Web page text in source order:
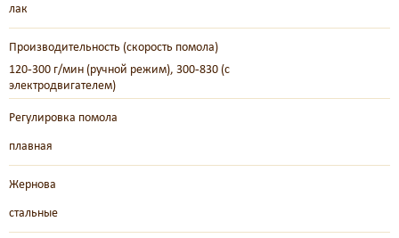
лак
Производительность (скорость помола)
120-300 г/мин (ручной режим), 300-830 (с
электродвигателем)
Регулировка помола
плавная
Жернова
стальные